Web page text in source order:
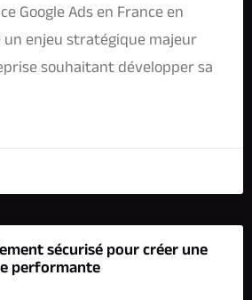
Google Ads en France en
enjeu stratégique majeur
souhaitant développer sa
sécurisé pour créer une
performante